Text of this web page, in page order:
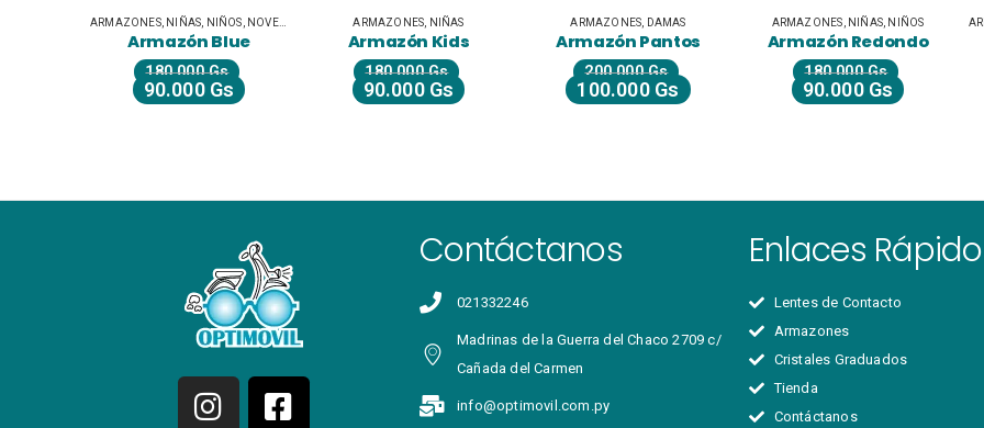
NOVEDADES ARMAZONES, NIÑAS
Armazón Kids
180.000
90.000
ARMAZONES,DAMAS
Armazón Pantos
200.000
100.000
ARMAZONES,NIÑAS
Armazón Redondo
180.000
90.000 Gs
ARMAZONES CABALLEROS DAMAS ,
Armazón Fino
160.000
80.000
Contáctanos
021332246
Madrinas de la Guerra del Chaco 2709 c/
Cañada del Carmen
info@optimovil.com.py
Enlaces
Lentes de Contacto
Armazones
Cristales Graduados
Tienda
Contáctanos